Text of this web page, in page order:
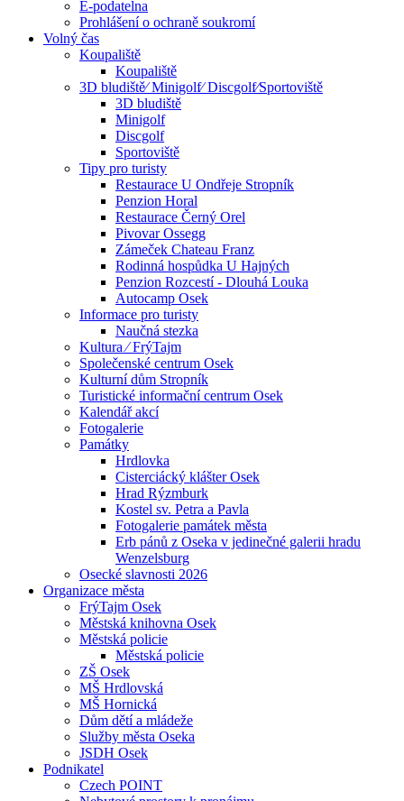
E-podatelna
Prohlášení o ochraně soukromí
Volný čas
Koupaliště
Koupaliště
3D bludiště⁄ Minigolf⁄ Discgolf⁄Sportoviště
3D bludiště
Minigolf
Discgolf
Sportoviště
Tipy pro turisty
Restaurace U Ondřeje Stropník
Penzion Horal
Restaurace Černý Orel
Pivovar Ossegg
Zámeček Chateau Franz
Rodinná hospůdka U Hajných
Penzion Rozcestí - Dlouhá Louka
Autocamp Osek
Informace pro turisty
Naučná stezka
Kultura ⁄ FrýTajm
Společenské centrum Osek
Kulturní dům Stropník
Turistické informační centrum Osek
Kalendář akcí
Fotogalerie
Památky
Hrdlovka
Cisterciácký klášter Osek
Hrad Rýzmburk
Kostel sv. Petra a Pavla
Fotogalerie památek města
Erb pánů z Oseka v jedinečné galerii hradu
Wenzelsburg
Osecké slavnosti 2026
Organizace města
FrýTajm Osek
Městská knihovna Osek
Městská policie
Městská policie
ZŠ Osek
MŠ Hrdlovská
MŠ Hornická
Dům dětí a mládeže
Služby města Oseka
JSDH Osek
Podnikatel
Czech POINT